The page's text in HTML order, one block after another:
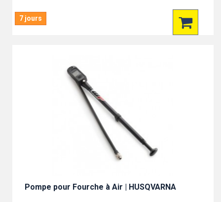
7 jours
Pompe pour Fourche à Air | HUSQVARNA